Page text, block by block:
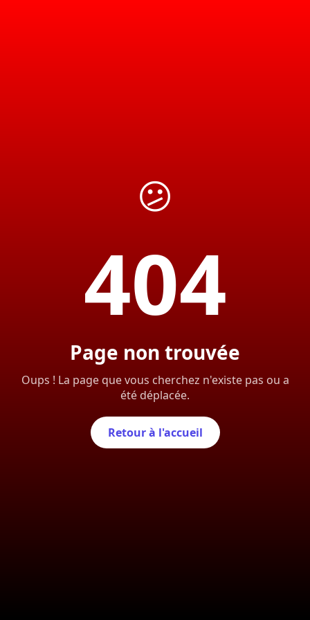
😕
404
Page non trouvée
Oups ! La page que vous cherchez n'existe pas ou a
été déplacée.
Retour à l'accueil